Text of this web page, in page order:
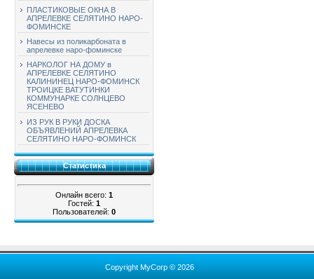
ПЛАСТИКОВЫЕ ОКНА В
АПРЕЛЕВКЕ СЕЛЯТИНО НАРО-
ФОМИНСКЕ
Навесы из поликарбоната в
апрелевке наро-фоминске
НАРКОЛОГ НА ДОМУ в
АПРЕЛЕВКЕ СЕЛЯТИНО
КАЛИНИНЕЦ НАРО-ФОМИНСК
ТРОИЦКЕ ВАТУТИНКИ
КОММУНАРКЕ СОЛНЦЕВО
ЯСЕНЕВО
ИЗ РУК В РУКИ ДОСКА
ОБЪЯВЛЕНИЙ АПРЕЛЕВКА
СЕЛЯТИНО НАРО-ФОМИНСК
Статистика
Онлайн всего: 1
Гостей: 1
Пользователей: 0
Copyright MyCorp © 2026